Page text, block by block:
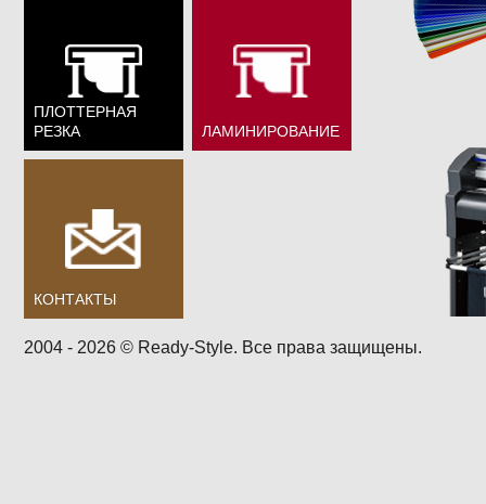
ПЛОТТЕРНАЯ
РЕЗКА
ЛАМИНИРОВАНИЕ
КОНТАКТЫ
2004 - 2026 © Ready-Style. Все права защищены.